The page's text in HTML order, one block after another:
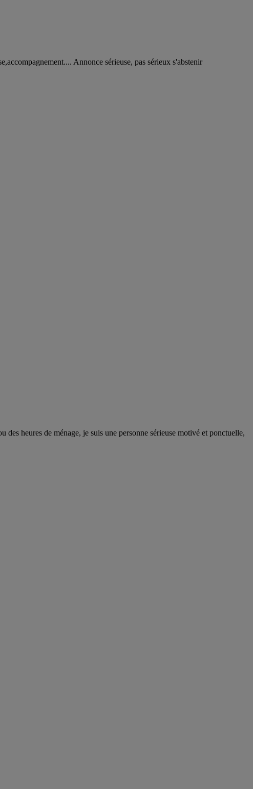
Annonce sérieuse, pas sérieux s'abstenir
heures de ménage, je suis une personne sérieuse motivé et ponctuelle,